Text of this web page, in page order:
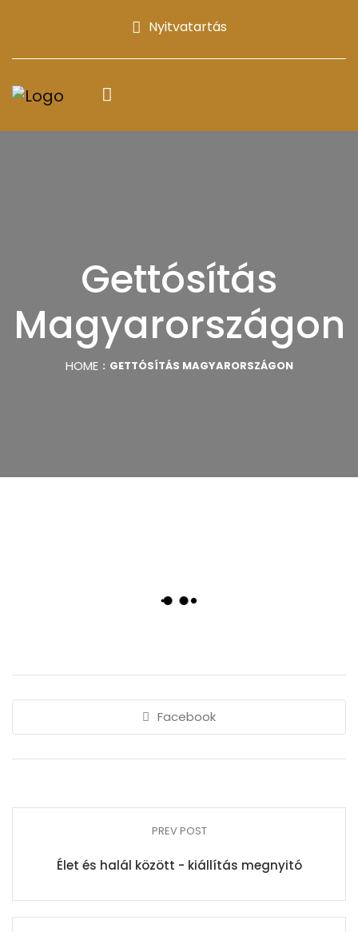
Nyitvatartás
Gettósítás
Magyarországon
HOME GETTÓSÍTÁS MAGYARORSZÁGON
Facebook
PREV POST
Élet és halál között - kiállítás megnyitó